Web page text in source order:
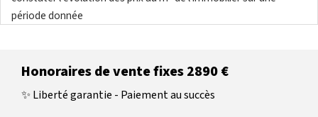
période donnée
Honoraires de vente fixes 2890 €
✨ Liberté garantie - Paiement au succès